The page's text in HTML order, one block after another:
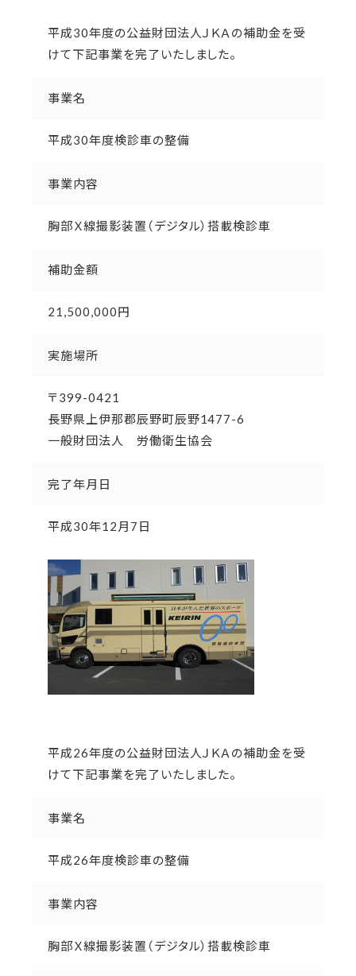
平成30年度の公益財団法人ＪＫＡの補助金を受
けて下記事業を完了いたしました。
事業名
平成30年度検診車の整備
事業内容
胸部Ｘ線撮影装置（デジタル）搭載検診車
補助金額
21,500,000円
実施場所
〒399-0421
長野県上伊那郡辰野町辰野1477-6
一般財団法人 労働衛生協会
完了年月日
平成30年12月7日
平成26年度の公益財団法人ＪＫＡの補助金を受
けて下記事業を完了いたしました。
事業名
平成26年度検診車の整備
事業内容
胸部Ｘ線撮影装置（デジタル）搭載検診車